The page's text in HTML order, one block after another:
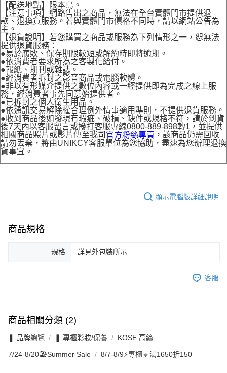
【配送地點】限本島。
【注意事項】網路售出之商品，無法在全台實體門市提供退
款、退換貨服務。若與實體門市價格不同時，請以網站公告為
主。
【退貨說明】若您購買之商品或服務為下列情形之一，恕無法
提供退貨服務：
●易於腐敗、保存期限較短或解約時即將逾期。
●依消費者要求所為之客製化給付。
●報紙、期刊或雜誌。
●經消費者拆封之影音商品或電腦軟體。
●非以有形媒介提供之數位內容或一經提供即為完成之線上服
務，經消費者事先同意始提供者。
●已拆封之個人衛生用品。
●依通訊交易解除權合理例外情事適用準則，不提供退貨服務。
●收到商品後如發現有瑕疵、破損、缺件或規格不符，請於到貨
後7天內以客服留言或撥打客服專線0800-889-898轉1，並提供
相關商品照片或影片傳至我司 官方粉絲專頁 ，該商品仍需回收
請勿丟棄，將由UNIKCY客服單位為您協助，盡速為您辦理退換
貨事宜。
顯示電腦版詳細說明
商品規格
規格 詳見外包裝所示
客服
商品相關分類 (2)
❚ 品牌總覽 ❚ 專櫃彩妝/保養 KOSE 高絲
7/24-8/20🏖️Summer Sale 8/7-8/9⚡專櫃🔸滿1650折150